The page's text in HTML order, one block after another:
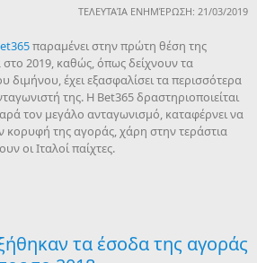
ΤΕΛΕΥΤΑΊΑ ΕΝΗΜΈΡΩΣΗ: 21/03/2019
παραμένει στην πρώτη θέση της
στο 2019, καθώς, όπως δείχνουν τα
έχει εξασφαλίσει τα περισσότερα
της. Η Bet365 δραστηριοποιείται
τον μεγάλο ανταγωνισμό, καταφέρνει να
κορυφή της αγοράς, χάρη στην τεράστια
οι Ιταλοί παίχτες.
τα έσοδα της αγοράς